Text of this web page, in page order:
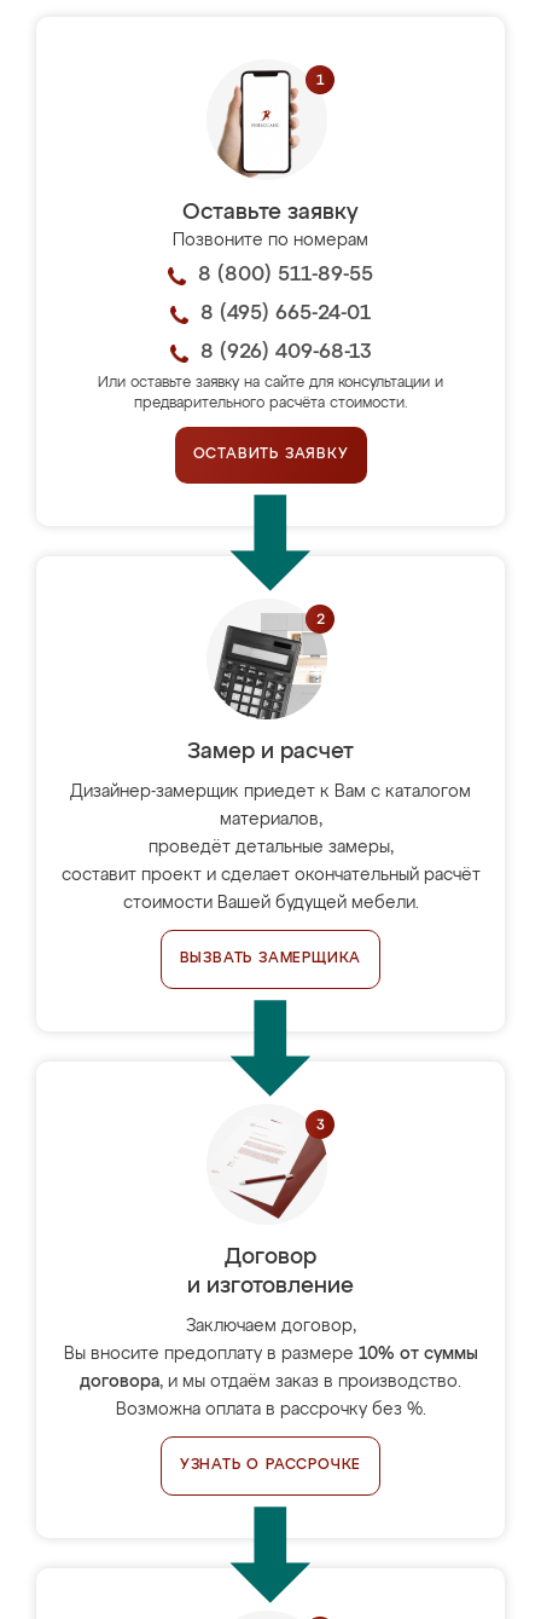
Оставьте заявку
Позвоните по номерам
8 (800) 511-89-55
8 (495) 665-24-01
8 (926) 409-68-13
Или оставьте заявку на сайте для консультации и
предварительного расчёта стоимости.
ОСТАВИТЬ ЗАЯВКУ
Замер и расчет
Дизайнер-замерщик приедет к Вам с каталогом
материалов,
проведёт детальные замеры,
составит проект и сделает окончательный расчёт
стоимости Вашей будущей мебели.
ВЫЗВАТЬ ЗАМЕРЩИКА
Договор
и изготовление
Заключаем договор,
Вы вносите предоплату в размере 10% от суммы
договора, и мы отдаём заказ в производство.
Возможна оплата в рассрочку без %.
УЗНАТЬ О РАССРОЧКЕ